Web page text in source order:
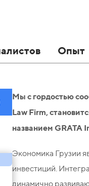
Опыт
Мы с гордостью
Law Firm,
названием GRATA
Экономика Грузии
инвестиций.
динамично